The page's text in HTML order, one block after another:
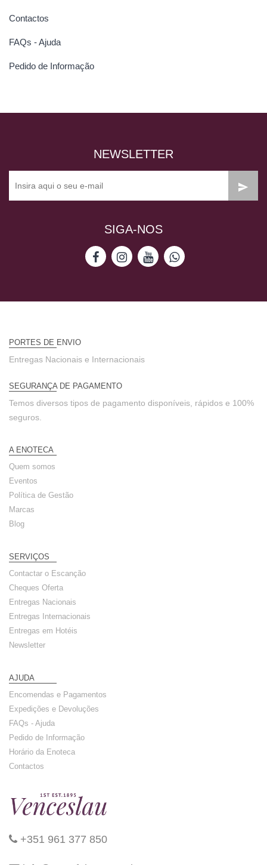
Contactos
FAQs - Ajuda
Pedido de Informação
NEWSLETTER
SIGA-NOS
PORTES DE ENVIO
Entregas Nacionais e Internacionais
SEGURANÇA DE PAGAMENTO
Temos diversos tipos de pagamento disponíveis, rápidos e 100%
seguros.
A ENOTECA
Quem somos
Eventos
Política de Gestão
Marcas
Blog
SERVIÇOS
Contactar o Escanção
Cheques Oferta
Entregas Nacionais
Entregas Internacionais
Entregas em Hotéis
Newsletter
AJUDA
Encomendas e Pagamentos
Expedições e Devoluções
FAQs - Ajuda
Pedido de Informação
Horário da Enoteca
Contactos
+351 961 377 850